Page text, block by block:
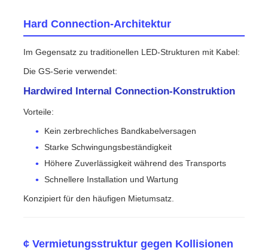
Hard Connection-Architektur
Im Gegensatz zu traditionellen LED-Strukturen mit Kabel:
Die GS-Serie verwendet:
Hardwired Internal Connection-Konstruktion
Vorteile:
Kein zerbrechliches Bandkabelversagen
Starke Schwingungsbeständigkeit
Höhere Zuverlässigkeit während des Transports
Schnellere Installation und Wartung
Konzipiert für den häufigen Mietumsatz.
¢ Vermietungsstruktur gegen Kollisionen